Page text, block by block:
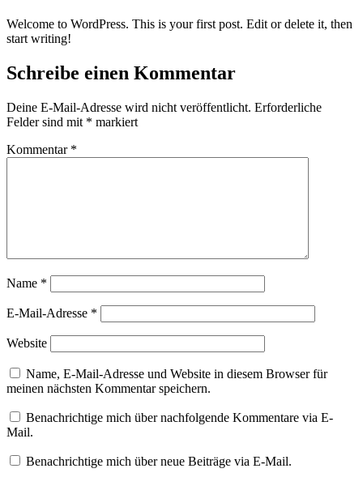
Welcome to WordPress. This is your first post. Edit or delete it, then
start writing!
Schreibe einen Kommentar
Deine E-Mail-Adresse wird nicht veröffentlicht. Erforderliche
Felder sind mit * markiert
Kommentar *
Name *
E-Mail-Adresse *
Website
Name, E-Mail-Adresse und Website in diesem Browser für
meinen nächsten Kommentar speichern.
Benachrichtige mich über nachfolgende Kommentare via E-
Mail.
Benachrichtige mich über neue Beiträge via E-Mail.